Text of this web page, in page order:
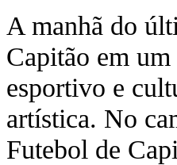
A manhã do
Capitão em
esportivo e
artística. No
Futebol de